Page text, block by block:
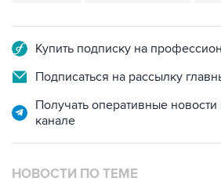
Купить подписку на
Подписаться на рассылку
Получать оперативные
канале
НОВОСТИ ПО ТЕМЕ